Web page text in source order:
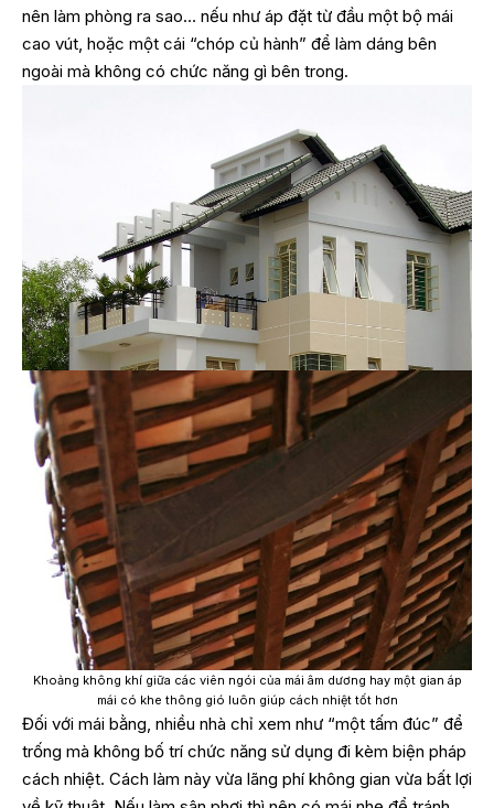
nên làm phòng ra sao… nếu như áp đặt từ đầu một bộ mái
cao vút, hoặc một cái “chóp củ hành” để làm dáng bên
ngoài mà không có chức năng gì bên trong.
Khoảng không khí giữa các viên ngói của mái âm dương hay một gian áp
mái có khe thông gió luôn giúp cách nhiệt tốt hơn
Đối với mái bằng, nhiều nhà chỉ xem như “một tấm đúc” để
trống mà không bố trí chức năng sử dụng đi kèm biện pháp
cách nhiệt. Cách làm này vừa lãng phí không gian vừa bất lợi